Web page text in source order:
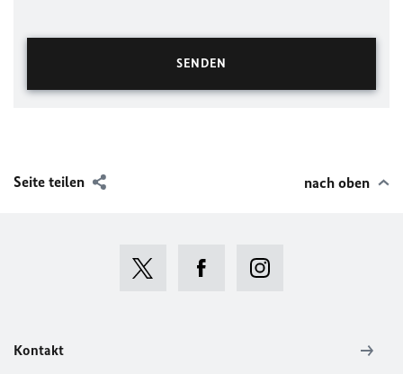
Seite teilen nach oben
Kontakt